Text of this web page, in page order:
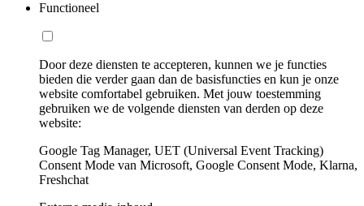
Functioneel
Door deze diensten te accepteren, kunnen we je functies
bieden die verder gaan dan de basisfuncties en kun je onze
website comfortabel gebruiken. Met jouw toestemming
gebruiken we de volgende diensten van derden op deze
website:
Google Tag Manager, UET (Universal Event Tracking)
Consent Mode van Microsoft, Google Consent Mode, Klarna,
Freshchat